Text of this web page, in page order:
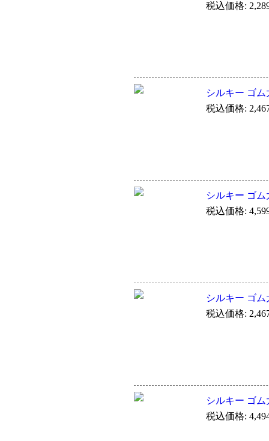
税込価格:
シルキー ゴム
税込価格:
シルキー ゴム
税込価格:
シルキー ゴム
税込価格:
シルキー ゴム
税込価格: